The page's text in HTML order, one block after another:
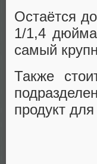
Остаётся
1/1,4
самый
Также
продукт